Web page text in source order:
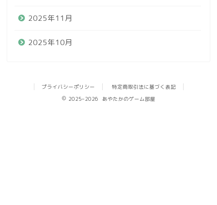
2025年11月
2025年10月
プライバシーポリシー
特定商取引法に基づく表記
2025–2026 あやたかのゲーム部屋